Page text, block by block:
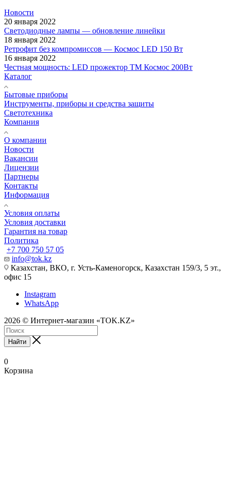
Новости
20 января 2022
Светодиодные лампы — обновление линейки
18 января 2022
Ретрофит без компромиссов — Космос LED 150 Вт
16 января 2022
Честная мощность: LED прожектор ТМ Космос 200Вт
Каталог
Бытовые приборы
Инструменты, приборы и средства защиты
Светотехника
Компания
О компании
Новости
Вакансии
Лицензии
Партнеры
Контакты
Информация
Условия оплаты
Условия доставки
Гарантия на товар
Политика
+7 700 750 57 05
info@tok.kz
Казахстан, ВКО, г. Усть-Каменогорск, Казахстан 159/3, 5 эт.,
офис 15
Instagram
WhatsApp
2026 © Интернет-магазин «TOK.KZ»
Найти
0
Корзина